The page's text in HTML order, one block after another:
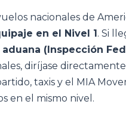
nacionales de
en el Nivel 1. Si
(Inspección
diríjase
taxis y el MIA
en el mismo nivel.